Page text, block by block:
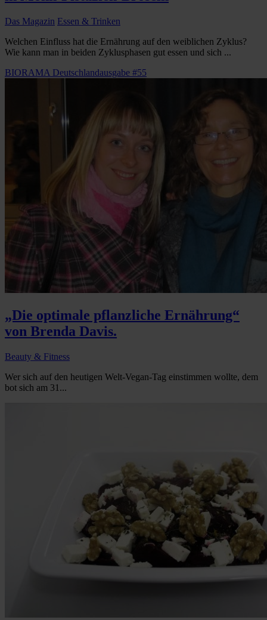
Das Magazin Essen & Trinken
Welchen Einfluss hat die Ernährung auf den weiblichen Zyklus?
Wie kann man in beiden Zyklusphasen gut essen und sich ...
BIORAMA Deutschlandausgabe #55
„Die optimale pflanzliche Ernährung“
von Brenda Davis.
Beauty & Fitness
Wer sich auf den heutigen Welt-Vegan-Tag einstimmen wollte, dem
bot sich am 31...